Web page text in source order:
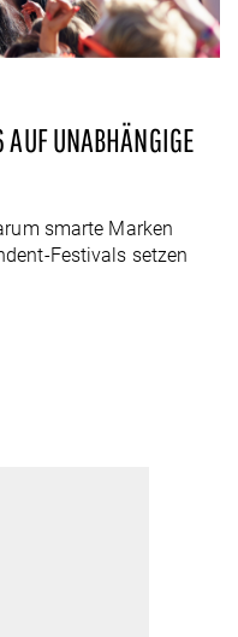
UNABHÄNGIGE
smarte Marken
Festivals setzen